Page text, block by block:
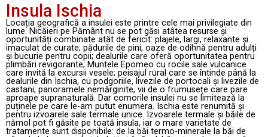
Insula Ischia
Locația geografică a insulei este printre cele mai privilegiate din
lume. Nicăieri pe Pământ nu se pot găsi atâtea resurse și
oportunități combinate atât de fericit: plajele, largi, relaxante și
imaculat de curate; pădurile de pini, oaze de odihnă pentru adulți
și bucurie pentru copii; dealurile care oferă oportunitatea pentru
plimbări revigorante; Muntele Epomeo cu rocile sale vulcanice
care invită la excursii vesele; peisajul rural care se întinde până la
dealurile din Ischia, cu podgoriile, livezile de portocali și livezile de
castani; panoramele nemărginite, vii de o frumusețe care pare
aproape supranaturală. Dar comorile insulei nu se limitează la
puținele pe care le-am putut enumera. Ischia este renumită și
pentru izvoarele sale termale unice. Izvoarele termale și băile de
nămol pot fi găsite pe toată insula, iar o mare varietate de
tratamente sunt disponibile: de la băi termo-minerale la băi de